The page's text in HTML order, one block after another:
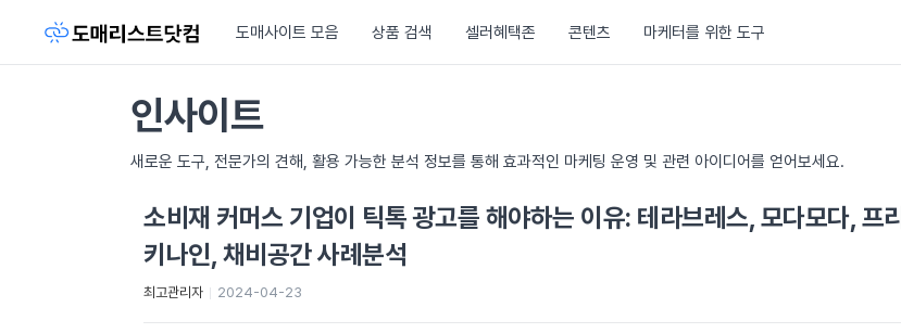
도매사이트 모음 상품 검색 셀러혜택존 콘텐츠 마케터를 위한 도구
인사이트
새로운 도구, 전문가의 견해, 활용 가능한 분석 정보를 통해 효과적인 마케팅 운영 및 관련 아이디어를 얻어보세요.
소비재 커머스 기업이 틱톡 광고를 해야하는 이유: 테라브레스, 모다모다, 프리
키나인, 채비공간 사례분석
최고관리자 2024-04-23